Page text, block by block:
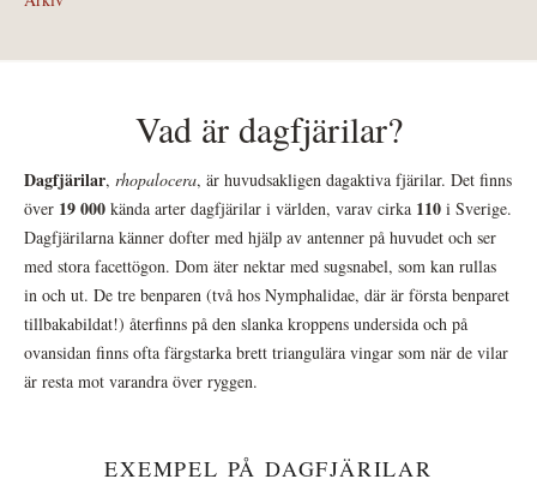
Vad är dagfjärilar?
Dagfjärilar, rhopalocera, är huvudsakligen dagaktiva fjärilar. Det finns
över 19 000 kända arter dagfjärilar i världen, varav cirka 110 i Sverige.
Dagfjärilarna känner dofter med hjälp av antenner på huvudet och ser
med stora facettögon. Dom äter nektar med sugsnabel, som kan rullas
in och ut. De tre benparen (två hos Nymphalidae, där är första benparet
tillbakabildat!) återfinns på den slanka kroppens undersida och på
ovansidan finns ofta färgstarka brett triangulära vingar som när de vilar
är resta mot varandra över ryggen.
EXEMPEL PÅ DAGFJÄRILAR